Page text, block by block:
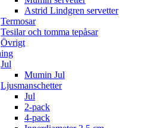
Astrid Lindgren servetter
Termosar
Tesilar och tomma tepåsar
Övrigt
Jul
Mumin Jul
Ljusmanschetter
Jul
2-pack
4-pack